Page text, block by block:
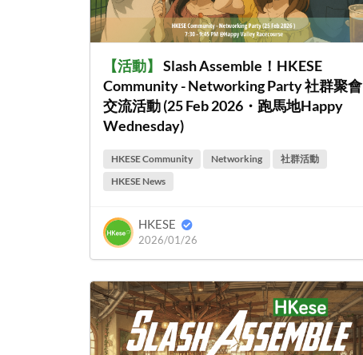
【活動】 Slash Assemble！HKESE
Community - Networking Party 社群聚會
交流活動 (25 Feb 2026・跑馬地Happy
Wednesday)
HKESE Community Networking
社群活動
HKESE News
HKESE
2026/01/26